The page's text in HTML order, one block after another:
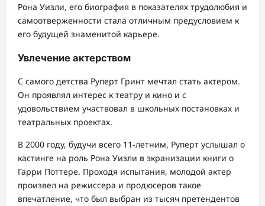
Рона Уизли, его биография в показателях трудолюбия и
самоотверженности стала отличным предусловием к
его будущей знаменитой карьере.
Увлечение актерством
С самого детства Руперт Гринт мечтал стать актером.
Он проявлял интерес к театру и кино и с
удовольствием участвовал в школьных постановках и
театральных проектах.
В 2000 году, будучи всего 11-летним, Руперт услышал о
кастинге на роль Рона Уизли в экранизации книги о
Гарри Поттере. Проходя испытания, молодой актер
произвел на режиссера и продюсеров такое
впечатление, что был выбран из тысяч претендентов